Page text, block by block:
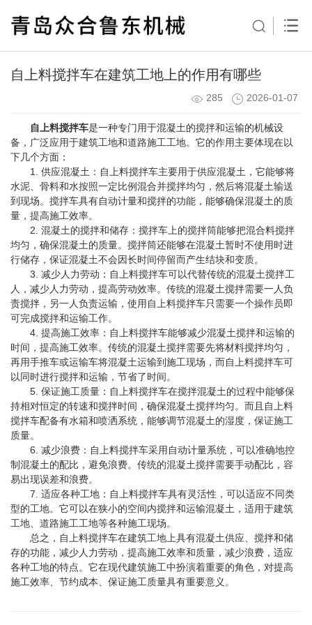
自上料搅拌车在建筑工地上的作用有哪些
285 2026-01-07
自上料搅拌车是一种专门用于混凝土的搅拌和运输的机械设
备，广泛应用于建筑工地和道路施工工地。它的作用主要体现在以
下几个方面：
1. 供应混凝土：自上料搅拌车主要用于供应混凝土，它能够将
水泥、骨料和水按照一定比例混合并搅拌均匀，然后将混凝土输送
到现场。搅拌车具有自动计量和搅拌的功能，能够确保混凝土的质
量，提高施工效率。
2. 混凝土的搅拌和储存：搅拌车上的搅拌筒能够把混合料搅拌
均匀，确保混凝土的质量。搅拌筒还能够在混凝土暂时不使用时进
行储存，保证混凝土不会因长时间停留而产生结块和变质。
3. 减少人力劳动：自上料搅拌车可以代替传统的混凝土搅拌工
人，减少人力劳动，提高劳动效率。传统的混凝土搅拌需要一人负
责搅拌，另一人负责运输，使用自上料搅拌车只需要一个操作员即
可完成搅拌和运输工作。
4. 提高施工效率：自上料搅拌车能够减少混凝土搅拌和运输的
时间，提高施工效率。传统的混凝土搅拌需要先将材料搅拌均匀，
再用手推车或运输车将混凝土运输到施工现场，而自上料搅拌车可
以同时进行搅拌和运输，节省了时间。
5. 保证施工质量：自上料搅拌车在搅拌混凝土的过程中能够保
持相对恒定的转速和搅拌时间，确保混凝土搅拌均匀。而且自上料
搅拌车配备有水箱和喷洒系统，能够调节混凝土的湿度，保证施工
质量。
6. 减少浪费：自上料搅拌车采用自动计量系统，可以准确地控
制混凝土的配比，避免浪费。传统的混凝土搅拌需要手动配比，容
易出现误差和浪费。
7. 适应各种工地：自上料搅拌车具有灵活性，可以适应不同类
型的工地。它可以在狭小的空间内搅拌和运输混凝土，适用于建筑
工地、道路施工工地等各种施工现场。
总之，自上料搅拌车在建筑工地上具有混凝土供应、搅拌和储
存的功能，减少人力劳动，提高施工效率和质量，减少浪费，适应
各种工地的特点。它在现代建筑施工中扮演着重要的角色，对提高
施工效率、节约成本、保证施工质量具有重要意义。